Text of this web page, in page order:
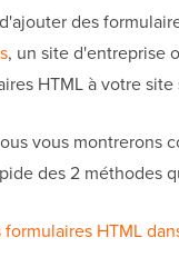
des
, un site d'entreprise
HTML à votre
vous montrerons
des 2 méthodes
HTML